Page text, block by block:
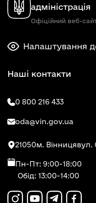
адміністрація
Офіційний веб-
Налаштування
Наші контакти
0 800 216 433
oda@vin.gov.ua
21050м. Вінницявул.
Пн-Пт: 9:00-18:00
Обід: 13:00-14:00